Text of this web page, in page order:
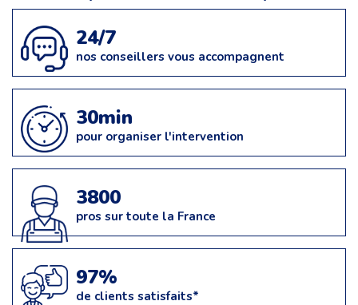
24/7
nos conseillers vous accompagnent
30min
pour organiser l'intervention
3800
pros sur toute la France
97%
de clients satisfaits*